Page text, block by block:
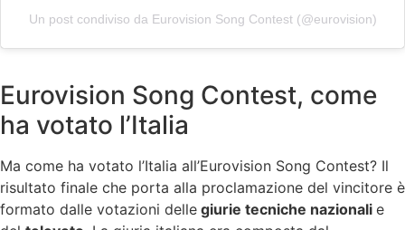
Un post condiviso da Eurovision Song Contest (@eurovision)
Eurovision Song Contest, come
ha votato l’Italia
Ma come ha votato l’Italia all’Eurovision Song Contest? Il
risultato finale che porta alla proclamazione del vincitore è
formato dalle votazioni delle giurie tecniche nazionali e